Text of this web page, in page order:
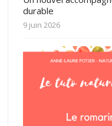
durable
9 juin 2026